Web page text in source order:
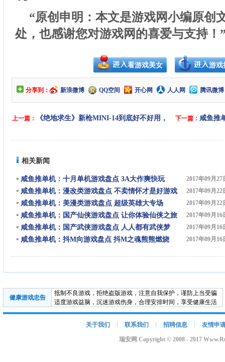
“原创申明：本文是游戏网小编原创
处，也感谢您对游戏网的喜爱与支持！
看游戏美女 游戏
分享到： 新浪微博 QQ空间 开心网 人人网 腾讯微博
上一篇：
《绝地求生》新枪MINI-14到底好不好用，
下一篇： 咸鱼推
相关新闻
咸鱼推单机：十月单机游戏盘点 3A大作爽快玩 2017年09月27
咸鱼推单机：漫改类游戏盘点 不卖情怀才是好游戏 2017年09月22
咸鱼推单机：美漫类游戏盘点 超级英雄大专场 2017年09月22
咸鱼推单机：国产仙侠游戏盘点 让你体验仙侠之旅 2017年09月16
咸鱼推单机：国产武侠游戏盘点 人人都有武侠梦 2017年09月16
咸鱼推单机：抖M向游戏盘点 抖M之魂熊熊燃烧 2017年09月16
健康游戏忠告
抵制不良游戏，拒绝盗版游戏，注意自我保护，谨防上当受骗
适度游戏益脑，沉迷游戏伤身，合理安排时间，享受健康生活
关于我们 联系我们 招聘信息 友情申
瑞安网 Copyright © 2008 - 2017